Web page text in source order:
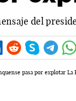
del